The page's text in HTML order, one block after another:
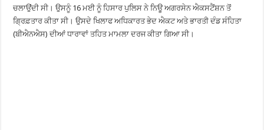
ਚਲਾਉਂਦੀ ਸੀ। ਉਸਨੂੰ 16 ਮਈ ਨੂੰ ਹਿਸਾਰ ਪੁਲਿਸ ਨੇ ਨਿਊ ਅਗਰਸੇਨ ਐਕਸਟੈਂਸ਼ਨ ਤੋਂ
ਗ੍ਰਿਫ਼ਤਾਰ ਕੀਤਾ ਸੀ। ਉਸਦੇ ਖਿਲਾਫ ਅਧਿਕਾਰਤ ਭੇਦ ਐਕਟ ਅਤੇ ਭਾਰਤੀ ਦੰਡ ਸੰਹਿਤਾ
(ਬੀਐਨਐਸ) ਦੀਆਂ ਧਾਰਾਵਾਂ ਤਹਿਤ ਮਾਮਲਾ ਦਰਜ ਕੀਤਾ ਗਿਆ ਸੀ।